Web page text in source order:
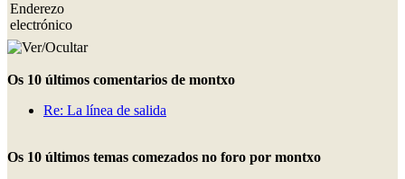
Enderezo
electrónico
Os 10 últimos comentarios de montxo
Re: La línea de salida
Os 10 últimos temas comezados no foro por montxo